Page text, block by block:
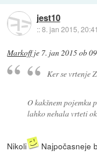
jest10
::8. jan 2015, 20:41
Markoffje 7. jan 2015 ob
Ker se vrtenje
O kakšnem pojemku
lahko nehala vrteti
Nikoli Najpočasneje